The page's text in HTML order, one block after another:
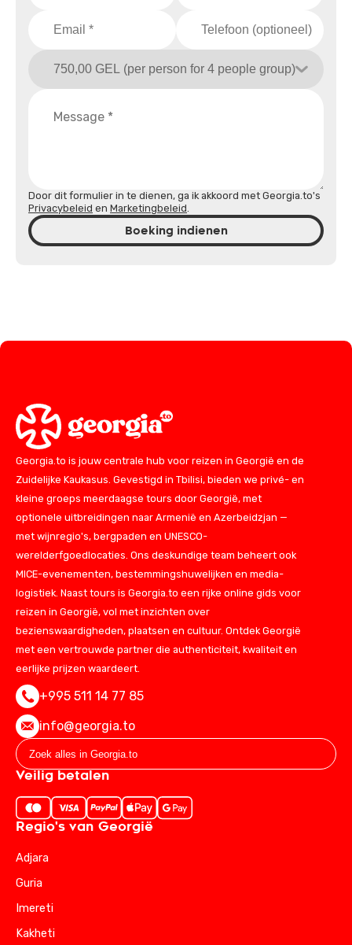
Door dit formulier in te dienen, ga ik akkoord met Georgia.to's
Privacybeleid en Marketingbeleid.
Boeking indienen
Georgia.to is jouw centrale hub voor reizen in Georgië en de
Zuidelijke Kaukasus. Gevestigd in Tbilisi, bieden we privé- en
kleine groeps meerdaagse tours door Georgië, met
optionele uitbreidingen naar Armenië en Azerbeidzjan —
met wijnregio's, bergpaden en UNESCO-
werelderfgoedlocaties. Ons deskundige team beheert ook
MICE-evenementen, bestemmingshuwelijken en media-
logistiek. Naast tours is Georgia.to een rijke online gids voor
reizen in Georgië, vol met inzichten over
bezienswaardigheden, plaatsen en cultuur. Ontdek Georgië
met een vertrouwde partner die authenticiteit, kwaliteit en
eerlijke prijzen waardeert.
+995 511 14 77 85
info@georgia.to
Veilig betalen
Regio's van Georgië
Adjara
Guria
Imereti
Kakheti